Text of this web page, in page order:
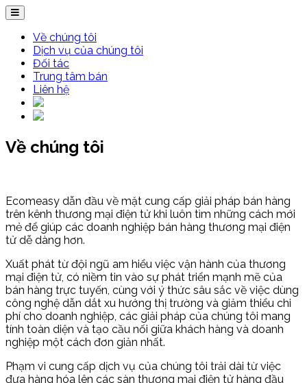
Về chúng tôi
Dịch vụ của chúng tôi
Đối tác
Trung tâm bán
Liên hệ
Về chúng tôi
Ecomeasy dẫn đầu về mặt cung cấp giải pháp bán hàng
trên kênh thương mại điện tử khi luôn tìm những cách mới
mẻ để giúp các doanh nghiệp bán hàng thương mại điện
tử dễ dàng hơn.
Xuất phát từ đội ngũ am hiểu việc vận hành của thương
mại điện tử, có niềm tin vào sự phát triển mạnh mẽ của
bán hàng trực tuyến, cùng với ý thức sâu sắc về việc dùng
công nghệ dẫn dắt xu hướng thị trường và giảm thiểu chi
phí cho doanh nghiệp, các giải pháp của chúng tôi mang
tính toàn diện và tạo cầu nối giữa khách hàng và doanh
nghiệp một cách đơn giản nhất.
Phạm vi cung cấp dịch vụ của chúng tôi trải dài từ việc
đưa hàng hóa lên các sàn thương mại điện tử hàng đầu